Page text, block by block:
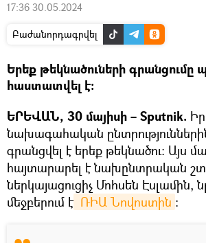
17:36 30.05.2024
Բաժանորդագրվել
Երեք թեկնածուների
հաստատվել է։
ԵՐԵՎԱՆ, 30 մայիսի – Sputnik.
նախագահական
գրանցվել է երեք թեկնածու: Այս
հայտարարել է նախընտրական
ներկայացուցիչ Մոհսեն Էսլամին,
մեջբերում է ՌԻԱ Նովոստին ։